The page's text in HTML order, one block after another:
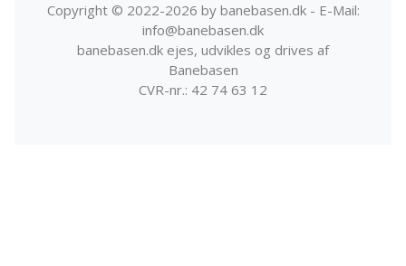
Copyright © 2022-2026 by banebasen.dk - E-Mail:
info@banebasen.dk
banebasen.dk ejes, udvikles og drives af
Banebasen
CVR-nr.: 42 74 63 12